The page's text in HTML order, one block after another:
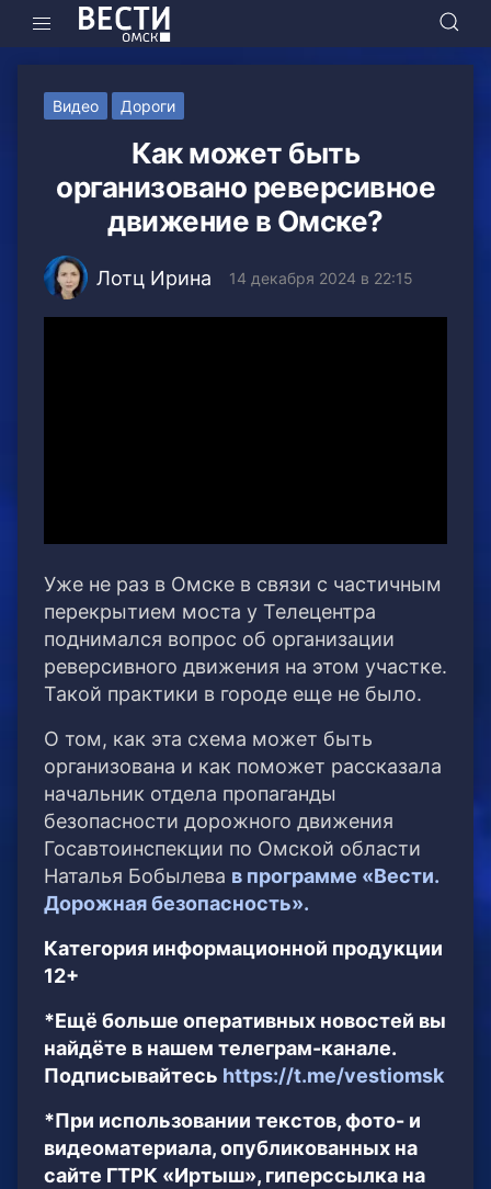
Видео Дороги
Как может быть
организовано реверсивное
движение в Омске?
Лотц Ирина 14 декабря 2024 в 22:15
Уже не раз в Омске в связи с частичным
перекрытием моста у Телецентра
поднимался вопрос об организации
реверсивного движения на этом участке.
Такой практики в городе еще не было.
О том, как эта схема может быть
организована и как поможет рассказала
начальник отдела пропаганды
безопасности дорожного движения
Госавтоинспекции по Омской области
Наталья Бобылева в программе «Вести.
Дорожная безопасность».
Категория информационной продукции
12+
*Ещё больше оперативных новостей вы
найдёте в нашем телеграм-канале.
Подписывайтесь https://t.me/vestiomsk
*При использовании текстов, фото- и
видеоматериала, опубликованных на
сайте ГТРК «Иртыш», гиперссылка на